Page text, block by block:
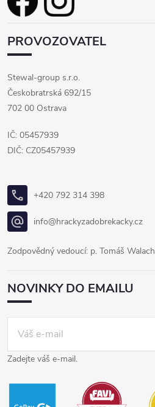
PROVOZOVATEL
Stewal-group s.r.o.
Českobratrská 692/15
702 00 Ostrava
IČ: 05457939
DIČ: CZ05457939
+420 792 314 398
info@hrackyzadobrekacky.cz
Zodpovědný vedoucí: p. Tomáš Walach
NOVINKY DO EMAILU
Zadejte váš e-mail.